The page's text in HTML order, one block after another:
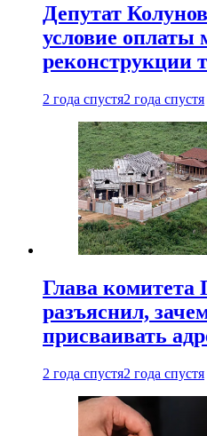
Депутат
условие оплаты
реконструкции
2 года спустя2 года спустя
Глава комитета
разъяснил,
присваивать
2 года спустя2 года спустя